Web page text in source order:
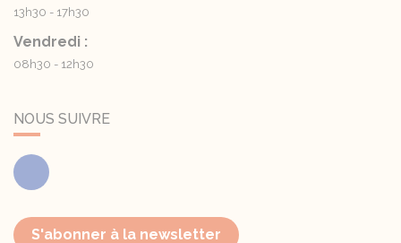
13h30 - 17h30
Vendredi :
08h30 - 12h30
NOUS SUIVRE
Facebook
S'abonner à la newsletter